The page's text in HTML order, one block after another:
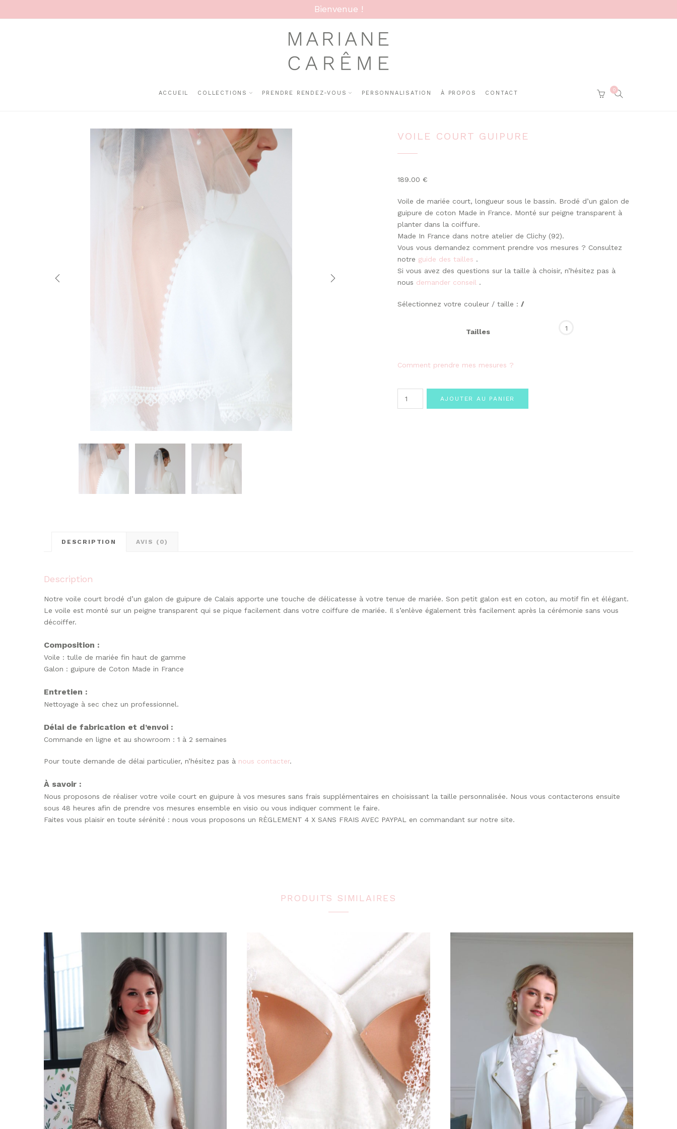
Bienvenue !
ACCUEIL COLLECTIONS PRENDRE RENDEZ-VOUS PERSONNALISATION À PROPOS CONTACT
SEARCH
0
VOILE COURT GUIPURE
189.00 €
Voile de mariée court, longueur sous le bassin. Brodé d’un galon de
guipure de coton Made in France. Monté sur peigne transparent à
planter dans la coiffure.
Made In France dans notre atelier de Clichy (92).
Vous vous demandez comment prendre vos mesures ? Consultez
notre guide des tailles .
Si vous avez des questions sur la taille à choisir, n’hésitez pas à
nous demander conseil .
Sélectionnez votre couleur / taille : /
Tailles 1
Comment prendre mes mesures ?
AJOUTER AU PANIER
DESCRIPTION AVIS (0)
Description
Notre voile court brodé d’un galon de guipure de Calais apporte une touche de délicatesse à votre tenue de mariée. Son petit galon est en coton, au motif fin et élégant.
Le voile est monté sur un peigne transparent qui se pique facilement dans votre coiffure de mariée. Il s’enlève également très facilement après la cérémonie sans vous
décoiffer.
Composition :
Voile : tulle de mariée fin haut de gamme
Galon : guipure de Coton Made in France
Entretien :
Nettoyage à sec chez un professionnel.
Délai de fabrication et d’envoi :
Commande en ligne et au showroom : 1 à 2 semaines
Pour toute demande de délai particulier, n’hésitez pas à nous contacter.
À savoir :
Nous proposons de réaliser votre voile court en guipure à vos mesures sans frais supplémentaires en choisissant la taille personnalisée. Nous vous contacterons ensuite
sous 48 heures afin de prendre vos mesures ensemble en visio ou vous indiquer comment le faire.
Faites vous plaisir en toute sérénité : nous vous proposons un RÈGLEMENT 4 X SANS FRAIS AVEC PAYPAL en commandant sur notre site.
PRODUITS SIMILAIRES